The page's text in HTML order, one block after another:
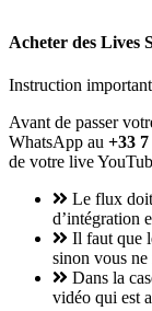
Acheter des Lives
Instruction
Avant de passer
WhatsApp au ‭+33 7
de votre live
Le flux doit
d’intégration
Il faut que
sinon vous ne
Dans la
vidéo qui est